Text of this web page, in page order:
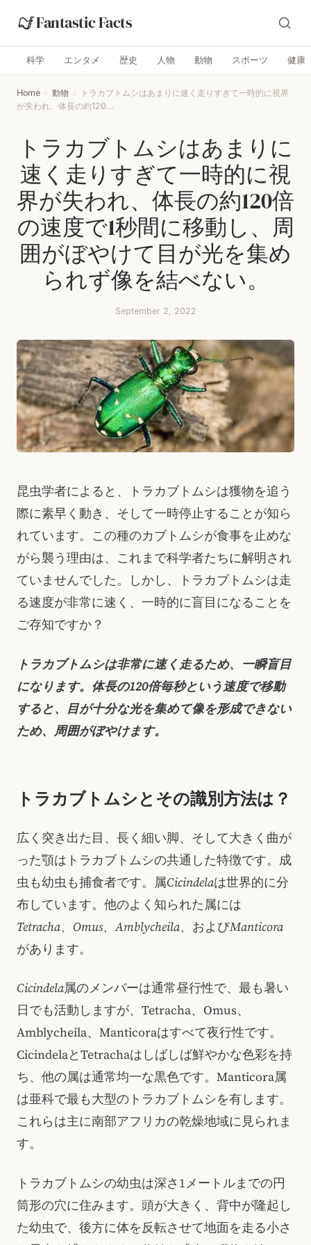
Fantastic Facts
科学 エンタメ 歴史 人物 動物 スポーツ 健康
Home › 動物 ›
トラカブトムシはあまりに速く走りすぎて一時的に視界
が失われ、体長の約120...
トラカブトムシはあまりに
速く走りすぎて一時的に視
界が失われ、体長の約120倍
の速度で1秒間に移動し、周
囲がぼやけて目が光を集め
られず像を結べない。
September 2, 2022
昆虫学者によると、トラカブトムシは獲物を追う
際に素早く動き、そして一時停止することが知ら
れています。この種のカブトムシが食事を止めな
がら襲う理由は、これまで科学者たちに解明され
ていませんでした。しかし、トラカブトムシは走
る速度が非常に速く、一時的に盲目になることを
ご存知ですか？
トラカブトムシは非常に速く走るため、一瞬盲目
になります。体長の120倍毎秒という速度で移動
すると、目が十分な光を集めて像を形成できない
ため、周囲がぼやけます。
トラカブトムシとその識別方法は？
広く突き出た目、長く細い脚、そして大きく曲が
った顎はトラカブトムシの共通した特徴です。成
虫も幼虫も捕食者です。属Cicindelaは世界的に分
布しています。他のよく知られた属には
Tetracha、Omus、Amblycheila、 およびManticora
があります。
Cicindela属のメンバーは通常昼行性で、最も暑い
日でも活動しますが、Tetracha、Omus、
Amblycheila、Manticoraはすべて夜行性です。
CicindelaとTetrachaはしばしば鮮やかな色彩を持
ち、他の属は通常均一な黒色です。Manticora属
は亜科で最も大型のトラカブトムシを有します。
これらは主に南部アフリカの乾燥地域に見られま
す。
トラカブトムシの幼虫は深さ1メートルまでの円
筒形の穴に住みます。頭が大きく、背中が隆起し
た幼虫で、後方に体を反転させて地面を走る小さ